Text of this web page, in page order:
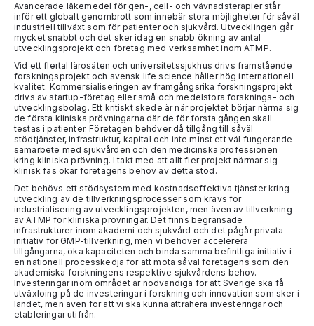
Avancerade läkemedel för gen-, cell- och vävnadsterapier står
inför ett globalt genombrott som innebär stora möjligheter för såväl
industriell tillväxt som för patienter och sjukvård. Utvecklingen går
mycket snabbt och det sker idag en snabb ökning av antal
utvecklingsprojekt och företag med verksamhet inom ATMP.
Vid ett flertal lärosäten och universitetssjukhus drivs framstående
forskningsprojekt och svensk life science håller hög internationell
kvalitet. Kommersialiseringen av framgångsrika forskningsprojekt
drivs av startup-företag eller små och medelstora forsknings- och
utvecklingsbolag. Ett kritiskt skede är när projektet börjar närma sig
de första kliniska prövningarna där de för första gången skall
testas i patienter. Företagen behöver då tillgång till såväl
stödtjänster, infrastruktur, kapital och inte minst ett väl fungerande
samarbete med sjukvården och den medicinska professionen
kring kliniska prövning. I takt med att allt fler projekt närmar sig
klinisk fas ökar företagens behov av detta stöd.
Det behövs ett stödsystem med kostnadseffektiva tjänster kring
utveckling av de tillverkningsprocesser som krävs för
industrialisering av utvecklingsprojekten, men även av tillverkning
av ATMP för kliniska prövningar. Det finns begränsade
infrastrukturer inom akademi och sjukvård och det pågår privata
initiativ för GMP-tillverkning, men vi behöver accelerera
tillgångarna, öka kapaciteten och binda samma befintliga initiativ i
en nationell processkedja för att möta såväl företagens som den
akademiska forskningens respektive sjukvårdens behov.
Investeringar inom området är nödvändiga för att Sverige ska få
utväxloing på de investeringar i forskning och innovation som sker i
landet, men även för att vi ska kunna attrahera investeringar och
etableringar utifrån.